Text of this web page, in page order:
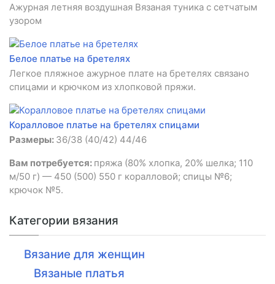
Ажурная летняя воздушная Вязаная туника с сетчатым
узором
Белое платье на бретелях
Легкое пляжное ажурное плате на бретелях связано
спицами и крючком из хлопковой пряжи.
Коралловое платье на бретелях спицами
Размеры: 36/38 (40/42) 44/46
Вам потребуется: пряжа (80% хлопка, 20% шелка; 110
м/50 г) — 450 (500) 550 г коралловой; спицы №6;
крючок №5.
Категории вязания
Вязание для женщин
Вязаные платья